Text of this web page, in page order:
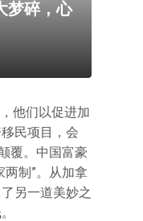
梦碎，心
他们以促进加
民项目，会
覆。中国富豪
两制”。从加拿
另一道美妙之